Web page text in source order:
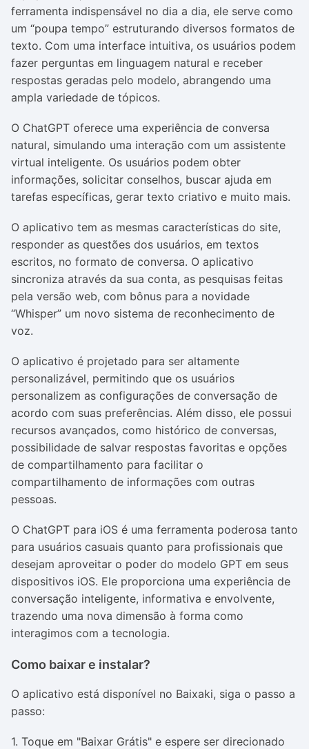
ferramenta indispensável no dia a dia, ele serve como
um “poupa tempo” estruturando diversos formatos de
texto. Com uma interface intuitiva, os usuários podem
fazer perguntas em linguagem natural e receber
respostas geradas pelo modelo, abrangendo uma
ampla variedade de tópicos.
O ChatGPT oferece uma experiência de conversa
natural, simulando uma interação com um assistente
virtual inteligente. Os usuários podem obter
informações, solicitar conselhos, buscar ajuda em
tarefas específicas, gerar texto criativo e muito mais.
O aplicativo tem as mesmas características do site,
responder as questões dos usuários, em textos
escritos, no formato de conversa. O aplicativo
sincroniza através da sua conta, as pesquisas feitas
pela versão web, com bônus para a novidade
“Whisper” um novo sistema de reconhecimento de
voz.
O aplicativo é projetado para ser altamente
personalizável, permitindo que os usuários
personalizem as configurações de conversação de
acordo com suas preferências. Além disso, ele possui
recursos avançados, como histórico de conversas,
possibilidade de salvar respostas favoritas e opções
de compartilhamento para facilitar o
compartilhamento de informações com outras
pessoas.
O ChatGPT para iOS é uma ferramenta poderosa tanto
para usuários casuais quanto para profissionais que
desejam aproveitar o poder do modelo GPT em seus
dispositivos iOS. Ele proporciona uma experiência de
conversação inteligente, informativa e envolvente,
trazendo uma nova dimensão à forma como
interagimos com a tecnologia.
Como baixar e instalar?
O aplicativo está disponível no Baixaki, siga o passo a
passo:
1. Toque em "Baixar Grátis" e espere ser direcionado